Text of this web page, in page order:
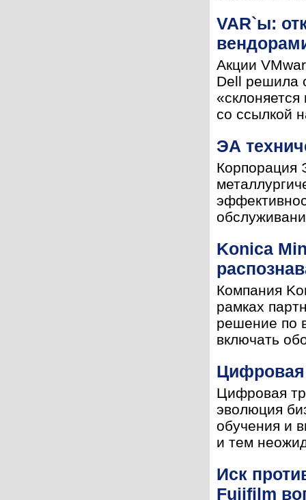
VAR`ы:
Акции
Dell решила
со ссылкой
ЭА
Корпорация
Konica
Компания
рамках
решение по
включать
Цифровая
эволюция
обучения и
и тем
Иск
Fujifilm